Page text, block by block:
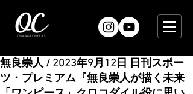
無良崇人 / 2023年9月12日 日刊スポー
ツ・プレミアム『無良崇人が描く未来